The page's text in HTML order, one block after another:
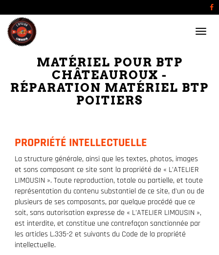
Menu
MATÉRIEL POUR BTP
CHÂTEAUROUX -
RÉPARATION MATÉRIEL BTP
POITIERS
PROPRIÉTÉ INTELLECTUELLE
La structure générale, ainsi que les textes, photos, images
et sons composant ce site sont la propriété de « L'ATELIER
LIMOUSIN ». Toute reproduction, totale ou partielle, et toute
représentation du contenu substantiel de ce site, d'un ou de
plusieurs de ses composants, par quelque procédé que ce
soit, sans autorisation expresse de « L'ATELIER LIMOUSIN »,
est interdite, et constitue une contrefaçon sanctionnée par
les articles L.335-2 et suivants du Code de la propriété
intellectuelle.